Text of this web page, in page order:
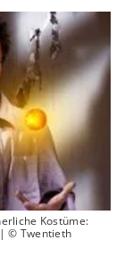
Kostüme:
© Twentieth